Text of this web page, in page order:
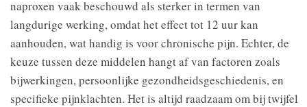
naproxen vaak beschouwd als sterker in termen van
langdurige werking, omdat het effect tot 12 uur kan
aanhouden, wat handig is voor chronische pijn. Echter, de
keuze tussen deze middelen hangt af van factoren zoals
bijwerkingen, persoonlijke gezondheidsgeschiedenis, en
specifieke pijnklachten. Het is altijd raadzaam om bij twijfel